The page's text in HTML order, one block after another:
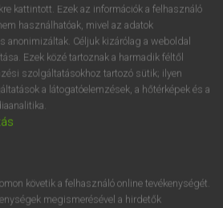
szótárainkban
kattintott. Ezek az információk a felhasználó
használhatóak, mivel az adatok
anonimizáltak. Céljuk kizárólag a weboldal
Ezek közé tartoznak a harmadik féltől
szolgáltatásokhoz tartozó sütik; ilyen
a látogatóelemzések, a hőtérképek és a
követik a felhasználó online tevékenységét.
megismerésével a hirdetők